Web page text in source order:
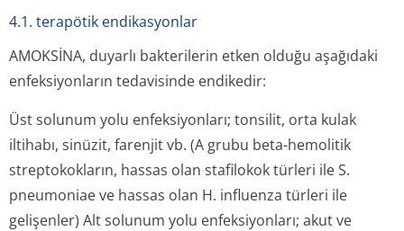
4.1. terapötik endikasyonlar
AMOKSİNA, duyarlı bakterilerin etken olduğu aşağıdaki
enfeksiyonların tedavisinde endikedir:
Üst solunum yolu enfeksiyonları; tonsilit, orta kulak
iltihabı, sinüzit, farenjit vb. (A grubu beta-hemolitik
streptokokların, hassas olan stafilokok türleri ile S.
pneumoniae ve hassas olan H. influenza türleri ile
gelişenler) Alt solunum yolu enfeksiyonları; akut ve